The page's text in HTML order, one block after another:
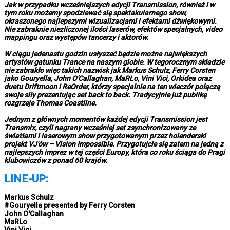
Jak w przypadku wcześniejszych edycji Transmission, również i w
tym roku możemy spodziewać się spektakularnego show,
okraszonego najlepszymi wizualizacjami i efektami dźwiękowymi.
Nie zabraknie niezliczonej ilości laserów, efektów specjalnych, video
mappingu oraz występów tancerzy i aktorów.
W ciągu jedenastu godzin usłyszeć będzie można największych
artystów gatunku Trance na naszym globie. W tegorocznym składzie
nie zabrakło więc takich nazwisk jak Markus Schulz, Ferry Corsten
jako Gouryella, John O'Callaghan, MaRLo, Vini Vici, Orkidea oraz
duetu Driftmoon i ReOrder, którzy specjalnie na ten wieczór połączą
swoje siły prezentując set back to back. Tradycyjnie już publikę
rozgrzeje Thomas Coastline.
Jednym z głównych momentów każdej edycji Transmission jest
Transmix, czyli nagrany wcześniej set zsynchronizowany ze
światłami i laserowym show przygotowanym przez holenderski
projekt VJ'ów – Vision Impossible. Przygotujcie się zatem na jedną z
najlepszych imprez w tej części Europy, która co roku ściąga do Pragi
klubowiczów z ponad 60 krajów.
LINE-UP:
Markus Schulz
#Gouryella presented by Ferry Corsten
John O'Callaghan
MaRLo